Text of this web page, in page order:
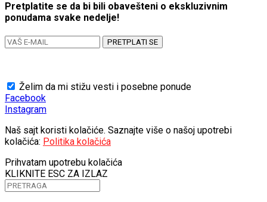
Pretplatite se da bi bili obavešteni o ekskluzivnim
ponudama svake nedelje!
PRETPLATI SE
Želim da mi stižu vesti i posebne ponude
Facebook
Instagram
Naš sajt koristi kolačiće. Saznajte više o našoj upotrebi
kolačića: Politika kolačića
Prihvatam upotrebu kolačića
KLIKNITE ESC ZA IZLAZ